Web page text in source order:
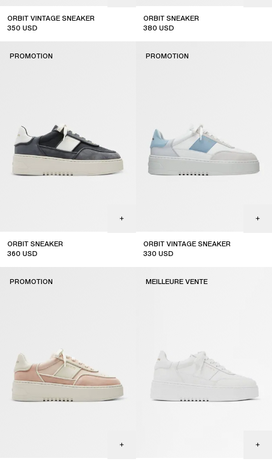
ORBIT VINTAGE SNEAKER
350 USD
ORBIT SNEAKER
380 USD
ORBIT SNEAKER
360 USD
PROMOTION
ORBIT VINTAGE SNEAKER
330 USD
PROMOTION
PROMOTION MEILLEURE VENTE